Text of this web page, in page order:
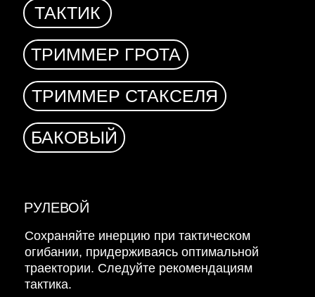
ТРИММЕР СТАКСЕЛЯ
ТРИММЕР ГРОТА
БАКОВЫЙ
ТАКТИК
РУЛЕВОЙ
Сохраняйте инерцию при тактическом
огибании, придерживаясь оптимальной
траектории. Следуйте рекомендациям
тактика.